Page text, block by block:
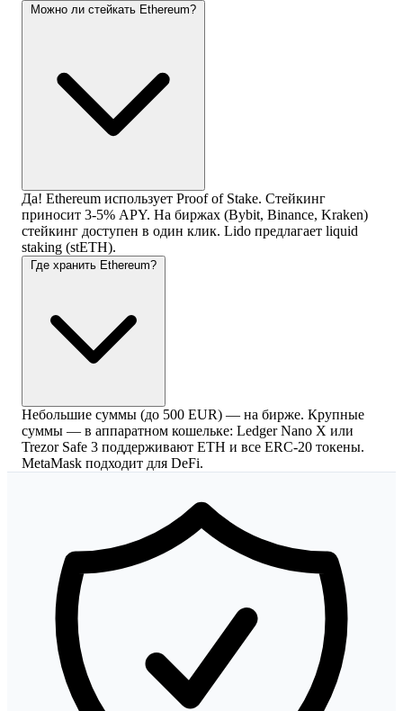
Можно ли стейкать Ethereum?
Да! Ethereum использует Proof of Stake. Стейкинг
приносит 3-5% APY. На биржах (Bybit, Binance, Kraken)
стейкинг доступен в один клик. Lido предлагает liquid
staking (stETH).
Где хранить Ethereum?
Небольшие суммы (до 500 EUR) — на бирже. Крупные
суммы — в аппаратном кошельке: Ledger Nano X или
Trezor Safe 3 поддерживают ETH и все ERC-20 токены.
MetaMask подходит для DeFi.